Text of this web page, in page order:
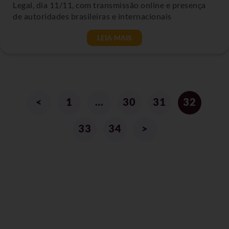
Legal, dia 11/11, com transmissão online e presença
de autoridades brasileiras e internacionais
LEIA MAIS
< 1 … 30 31 32
33 34 >